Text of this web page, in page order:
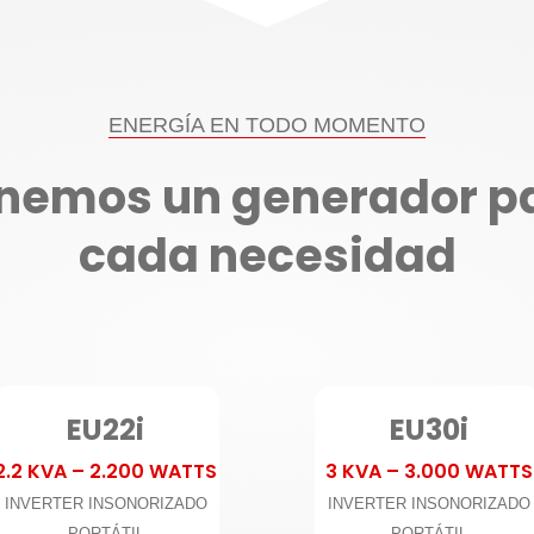
ENERGÍA EN TODO MOMENTO
un generador
cada necesidad
EU22i
KVA – 2.200 WATTS
INVERTER INSONORIZADO
EU30i
3 KVA – 3.000 WATTS
INVERTER INSONORIZADO